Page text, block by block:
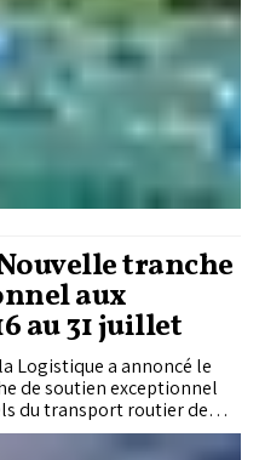
tranche
aux
au 31 juillet
Logistique a annoncé le
de soutien exceptionnel
du transport routier de
la période allant du